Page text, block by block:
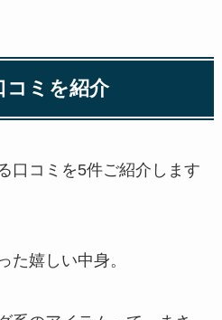
コミを紹介
口コミを5件ご紹介します
嬉しい中身。